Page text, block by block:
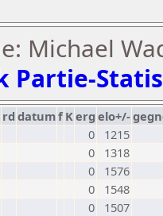
Michael
Partie-
rd datumf Kerg elo+/-
0
1215
0
1318
0
1576
0
1548
0
1507